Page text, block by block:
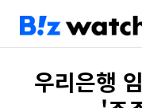
우리은행